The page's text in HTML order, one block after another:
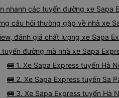
khách tại Hà Nội
Sapa:Văn phòng Sapa: 6 Vườn
nhanh các tuyến đường xe Sapa
câu hỏi thường gặp về nhà xe
đánh giá chất lượng xe Sapa
tuyến đường mà nhà xe Sapa
🚌 1. Xe Sapa Express tuyến Hà
🚌 2. Xe Sapa Express tuyến Sa
🚌 3. Xe Sapa Express tuyến Hà